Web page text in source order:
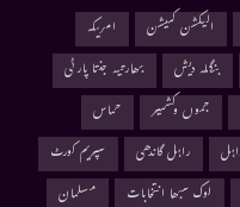
الیکشن کمیشن
امریکہ
بنگلہ دیش
بھارتیہ جنتا پارٹی
جموں وکشمیر
حماس
راہل گاندھی
سپریم کورٹ
لوک سبھا انتخابات مسلمان